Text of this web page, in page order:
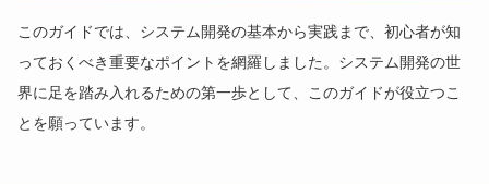
このガイドでは、システム開発の基本から実践まで、初心者が知
っておくべき重要なポイントを網羅しました。システム開発の世
界に足を踏み入れるための第一歩として、このガイドが役立つこ
とを願っています。